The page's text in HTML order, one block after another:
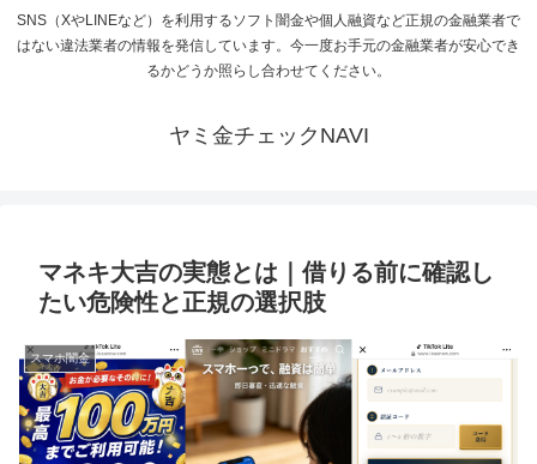
SNS（XやLINEなど）を利用するソフト闇金や個人融資など正規の金融業者で
はない違法業者の情報を発信しています。今一度お手元の金融業者が安心でき
るかどうか照らし合わせてください。
ヤミ金チェックNAVI
マネキ大吉の実態とは｜借りる前に確認し
たい危険性と正規の選択肢
スマホ闇金